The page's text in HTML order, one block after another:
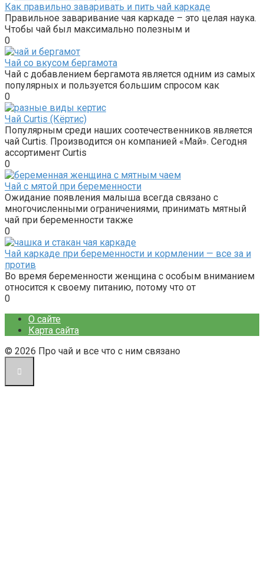
Как правильно заваривать и пить чай каркаде
Правильное заваривание чая каркаде – это целая наука.
Чтобы чай был максимально полезным и
0
Чай со вкусом бергамота
Чай с добавлением бергамота является одним из самых
популярных и пользуется большим спросом как
0
Чай Curtis (Кёртис)
Популярным среди наших соотечественников является
чай Curtis. Производится он компанией «Май». Сегодня
ассортимент Curtis
0
Чай с мятой при беременности
Ожидание появления малыша всегда связано с
многочисленными ограничениями, принимать мятный
чай при беременности также
0
Чай каркаде при беременности и кормлении — все за и
против
Во время беременности женщина с особым вниманием
относится к своему питанию, потому что от
0
О сайте
Карта сайта
© 2026 Про чай и все что с ним связано